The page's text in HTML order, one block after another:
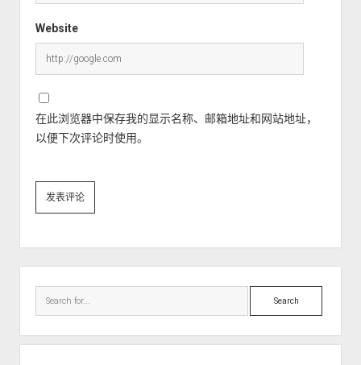
Website
在此浏览器中保存我的显示名称、邮箱地址和网站地址，
以便下次评论时使用。
Search